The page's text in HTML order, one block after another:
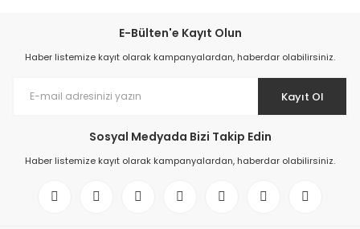
E-Bülten'e Kayıt Olun
Haber listemize kayıt olarak kampanyalardan, haberdar olabilirsiniz.
Kayıt Ol
Sosyal Medyada Bizi Takip Edin
Haber listemize kayıt olarak kampanyalardan, haberdar olabilirsiniz.